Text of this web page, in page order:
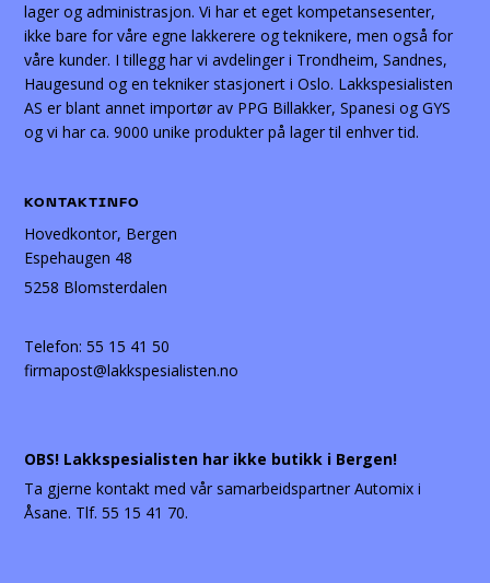
lager og administrasjon. Vi har et eget kompetansesenter,
ikke bare for våre egne lakkerere og teknikere, men også for
våre kunder. I tillegg har vi avdelinger i Trondheim, Sandnes,
Haugesund og en tekniker stasjonert i Oslo. Lakkspesialisten
AS er blant annet importør av PPG Billakker, Spanesi og GYS
og vi har ca. 9000 unike produkter på lager til enhver tid.
KONTAKTINFO
Hovedkontor, Bergen
Espehaugen 48
5258 Blomsterdalen
Telefon:55 15 41 50
firmapost@lakkspesialisten.no
OBS! Lakkspesialisten har ikke butikk i Bergen!
Ta gjerne kontakt med vår samarbeidspartner Automix i
Åsane. Tlf. 55 15 41 70.